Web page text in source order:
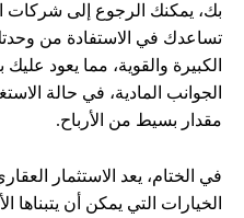
بك، يمكنك الرجوع إلى شركات
تساعدك في الاستفادة من
الكبيرة والقوية، مما يعود
الجوانب المادية، في حالة
مقدار بسيط من الأرباح.
في الختام، يعد الاستثمار
الخيارات التي يمكن أن